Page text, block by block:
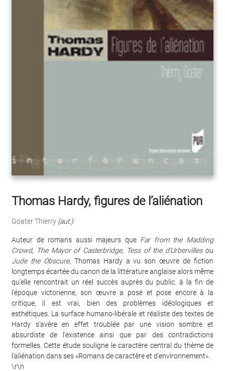
Thomas Hardy, figures de l’aliénation
Goater Thierry (aut.)
Auteur de romans aussi majeurs que Far from the Madding
Crowd, The Mayor of Casterbridge, Tess of the d'Urbervillesou
Jude the Obscure, Thomas Hardy a vu son œuvre de fiction
longtemps écartée du canon de la littérature anglaise alors même
qu'elle rencontrait un réel succès auprès du public. à la fin de
l'époque victorienne, son œuvre a posé et pose encore à la
critique, il est vrai, bien des problèmes idéologiques et
esthétiques. La surface humano-libérale et réaliste des textes de
Hardy s'avère en effet troublée par une vision sombre et
absurdiste de l'existence ainsi que par des contradictions
formelles. Cette étude souligne le caractère central du thème de
l'aliénation dans ses «Romans de caractère et d'environnement».
\r\n